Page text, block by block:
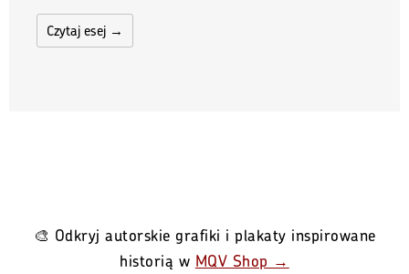
Czytaj esej →
🎨 Odkryj autorskie grafiki i plakaty inspirowane
historią w MQV Shop →